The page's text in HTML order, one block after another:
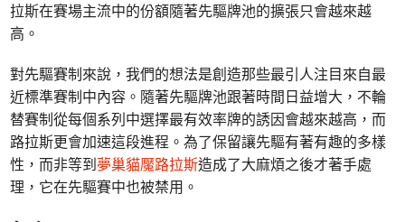
拉斯在賽場主流中的份額隨著先驅牌池的擴張只會越來越
高。
對先驅賽制來說，我們的想法是創造那些最引人注目來自最
近標準賽制中內容。隨著先驅牌池跟著時間日益增大，不輪
替賽制從每個系列中選擇最有效率牌的誘因會越來越高，而
路拉斯更會加速這段進程。為了保留讓先驅有著有趣的多樣
性，而非等到夢巢貓魘路拉斯造成了大麻煩之後才著手處
理，它在先驅賽中也被禁用。